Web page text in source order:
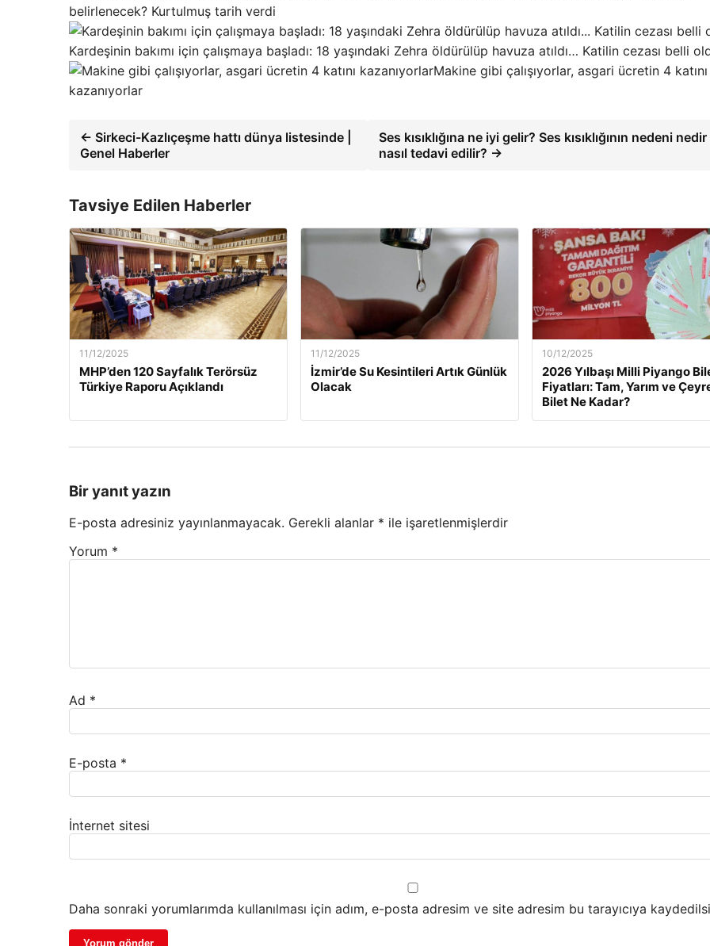
belirlenecek? Kurtulmuş tarih verdi
Kardeşinin bakımı için çalışmaya başladı: 18 yaşındaki Zehra öldürülüp havuza atıldı… Katilin cezası belli
Makine gibi çalışıyorlar, asgari ücretin 4 katını
kazanıyorlar
← Sirkeci-Kazlıçeşme hattı dünya listesinde |
Genel Haberler
Ses kısıklığına ne iyi gelir? Ses kısıklığının nedeni
nasıl tedavi edilir? →
Tavsiye Edilen Haberler
11/12/2025
MHP’den 120 Sayfalık Terörsüz
Türkiye Raporu Açıklandı
11/12/2025
İzmir’de Su Kesintileri Artık Günlük
Olacak
10/12/2025
2026 Yılbaşı Milli Piyango
Fiyatları: Tam, Yarım ve
Bilet Ne Kadar?
Bir yanıt yazın
E-posta adresiniz yayınlanmayacak. Gerekli alanlar * ile işaretlenmişlerdir
Yorum *
Ad *
E-posta *
İnternet sitesi
Daha sonraki yorumlarımda kullanılması için adım, e-posta adresim ve site adresim bu tarayıcıya